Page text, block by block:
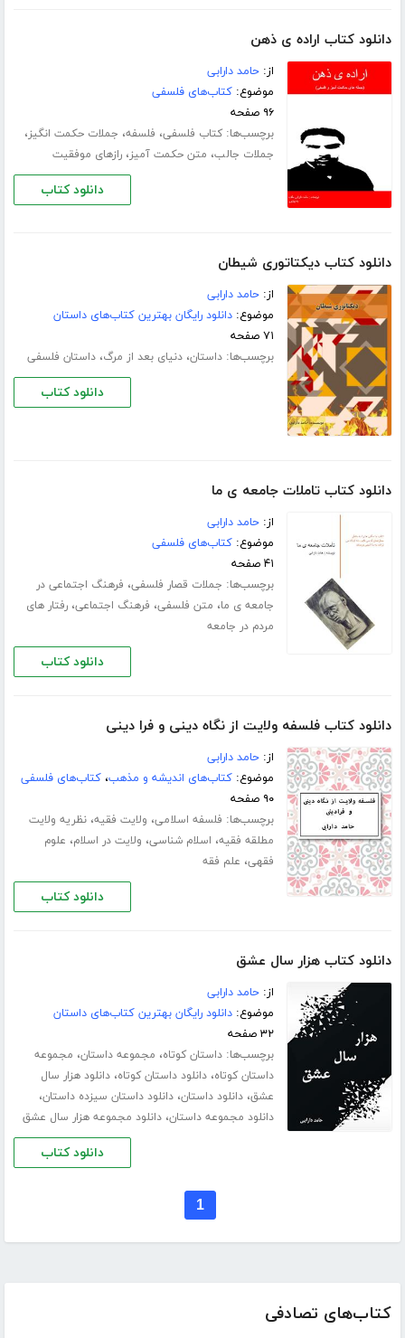
کتاب‌های تصادفی
دانلود کتاب اراده ی ذهن
از:حامد دارابی
موضوع:کتاب‌های فلسفی
۹۶ صفحه
برچسب‌ها:کتاب فلسفی، فلسفه، جملات حکمت انگیز،
جملات جالب، متن حکمت آمیز،رازهای موفقیت
دانلود کتاب
دانلود کتاب دیکتاتوری شیطان
از:حامد دارابی
موضوع:دانلود رایگان بهترین کتاب‌های داستان
۷۱ صفحه
برچسب‌ها:داستان،دنیای بعد از مرگ،داستان فلسفی
دانلود کتاب
دانلود کتاب تاملات جامعه ی ما
از:حامد دارابی
موضوع:کتاب‌های فلسفی
۴۱ صفحه
برچسب‌ها: جملات قصار فلسفی، فرهنگ اجتماعی در
جامعه ی ما، متن فلسفی، فرهنگ اجتماعی،رفتار های
مردم در جامعه
دانلود کتاب
دانلود کتاب فلسفه ولایت از نگاه دینی و فرا دینی
از:حامد دارابی
موضوع:کتاب‌های اندیشه و مذهب،کتاب‌های فلسفی
۹۰ صفحه
برچسب‌ها: فلسفه اسلامی، ولایت فقیه،نظریه ولایت
مطلقه فقیه، اسلام شناسی، ولایت در اسلام، علوم
فقهی، علم فقه
دانلود کتاب
دانلود کتاب هزار سال عشق
از:حامد دارابی
موضوع:دانلود رایگان بهترین کتاب‌های داستان
۳۲ صفحه
برچسب‌ها:داستان کوتاه، مجموعه داستان، مجموعه
داستان کوتاه،دانلود داستان کوتاه،دانلود هزار سال
عشق،دانلود داستان،دانلود داستان سیزده داستان،
دانلود مجموعه داستان،دانلود مجموعه هزار سال عشق
دانلود کتاب
1